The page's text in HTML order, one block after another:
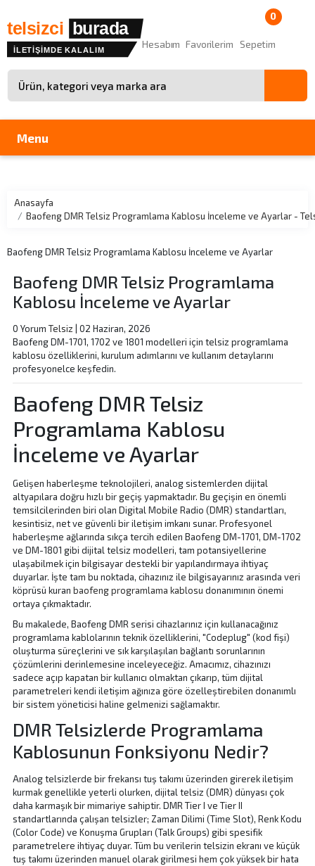
telsizci burada
İLETİŞİMDE KALALIM
Site içinde arama
Hesabım Favorilerim
0
Sepetim
Menu
Anasayfa
Baofeng DMR Telsiz Programlama Kablosu İnceleme ve Ayarlar -
Baofeng DMR Telsiz Programlama Kablosu İnceleme ve Ayarlar
Baofeng DMR Telsiz Programlama
Kablosu İnceleme ve Ayarlar
0 YorumTelsiz
02 Haziran, 2026
Baofeng DM-1701, 1702 ve 1801 modelleri için telsiz programlama
kablosu özelliklerini, kurulum adımlarını ve kullanım detaylarını
profesyonelce keşfedin.
Baofeng DMR Telsiz
Programlama Kablosu
İnceleme ve Ayarlar
Gelişen haberleşme teknolojileri, analog sistemlerden dijital
altyapılara doğru hızlı bir geçiş yapmaktadır. Bu geçişin en önemli
temsilcilerinden biri olan Digital Mobile Radio (DMR) standartları,
kesintisiz, net ve güvenli bir iletişim imkanı sunar. Profesyonel
haberleşme ağlarında sıkça tercih edilen Baofeng DM-1701, DM-1702
ve DM-1801 gibi dijital telsiz modelleri, tam potansiyellerine
ulaşabilmek için bilgisayar destekli bir yapılandırmaya ihtiyaç
duyarlar. İşte tam bu noktada, cihazınız ile bilgisayarınız arasında veri
köprüsü kuranbaofeng programlama kablosu donanımının önemi
ortaya çıkmaktadır.
Bu makalede, Baofeng DMR serisi cihazlarınız için kullanacağınız
programlama kablolarının teknik özelliklerini, "Codeplug" (kod fişi)
oluşturma süreçlerini ve sık karşılaşılan bağlantı sorunlarının
çözümlerini derinlemesine inceleyeceğiz. Amacımız, cihazınızı
sadece açıp kapatan bir kullanıcı olmaktan çıkarıp, tüm dijital
parametreleri kendi iletişim ağınıza göre özelleştirebilen donanımlı
bir sistem yöneticisi haline gelmenizi sağlamaktır.
DMR Telsizlerde Programlama
Kablosunun Fonksiyonu Nedir?
Analog telsizlerde bir frekansı tuş takımı üzerinden girerek iletişim
kurmak genellikle yeterli olurken, dijital telsiz (DMR) dünyası çok
daha karmaşık bir mimariye sahiptir. DMR Tier I ve Tier II
standartlarında çalışan telsizler; Zaman Dilimi (Time Slot), Renk Kodu
(Color Code) ve Konuşma Grupları (Talk Groups) gibi spesifik
parametrelere ihtiyaç duyar. Tüm bu verilerin telsizin ekranı ve küçük
tuş takımı üzerinden manuel olarak girilmesi hem çok yüksek bir hata